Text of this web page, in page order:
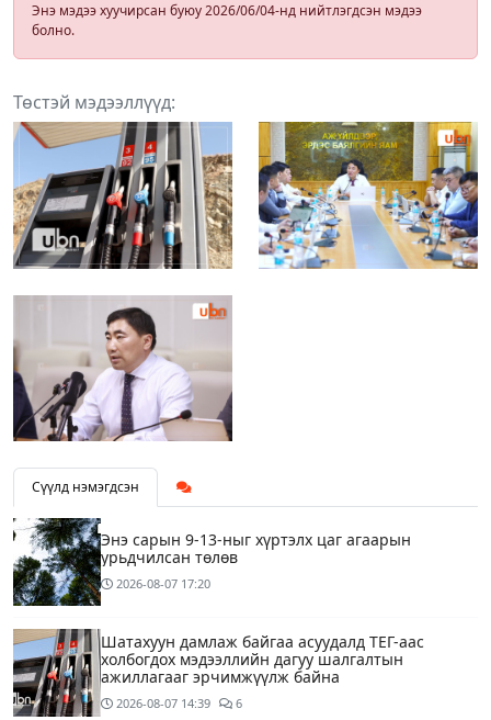
Энэ мэдээ хуучирсан буюу 2026/06/04-нд нийтлэгдсэн мэдээ
болно.
Төстэй мэдээллүүд:
Сүүлд нэмэгдсэн
Энэ сарын 9-13-ныг хүртэлх цаг агаарын
урьдчилсан төлөв
2026-08-07 17:20
Шатахуун дамлаж байгаа асуудалд ТЕГ-аас
холбогдох мэдээллийн дагуу шалгалтын
ажиллагааг эрчимжүүлж байна
2026-08-07 14:39 6